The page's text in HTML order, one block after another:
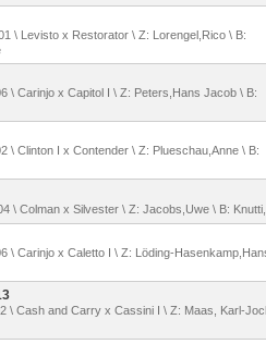
\ Levisto x Restorator \ Z: Lorengel,Rico \ B:
\ Carinjo x Capitol I \ Z: Peters,Hans Jacob \ B:
\ Clinton I x Contender \ Z: Plueschau,Anne \ B:
\ Colman x Silvester \ Z: Jacobs,Uwe \ B:
\ Carinjo x Caletto I \ Z: Löding-
\ Cash and Carry x Cassini I \ Z: Maas, Karl-